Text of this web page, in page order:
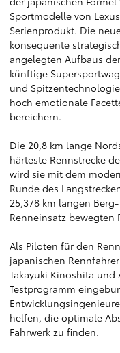
Sportmodelle von
Serienprodukt. Die
konsequente
angelegten Aufbaus
künftige
und
hoch emotionale
bereichern.
Die 20,8 km lange
härteste Rennstrecke
wird sie mit dem
Runde des
25,378 km langen
Renneinsatz bewegten
Als Piloten für den
japanischen
Takayuki Kinoshita und
Testprogramm
helfen, die optimale
Fahrwerk zu finden.